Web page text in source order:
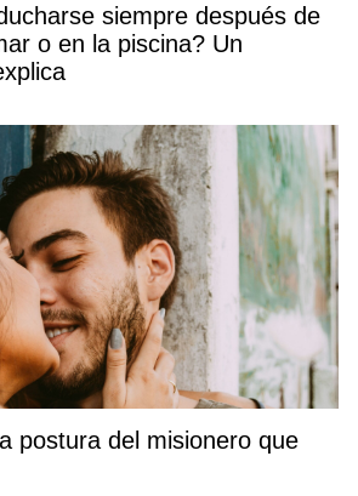
siempre después de
o en la piscina? Un
postura del misionero que